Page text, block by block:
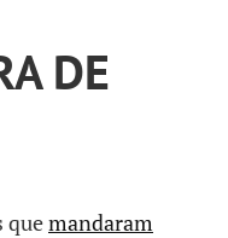
DE
quemandaram